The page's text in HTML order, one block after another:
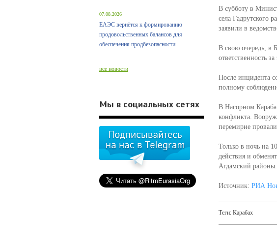
В субботу в
села Гадрутского
заявили в
В свою очередь, в
ответственность
После инцидента
полному
В Нагорном
конфликта.
перемирие
Только в ночь на
действия и
Агдамский
Источник: РИА
Теги: Карабах
07.08.2026
ЕАЭС вернётся к формированию
продовольственных балансов для
обеспечения продбезопасности
все новости
Мы в социальных сетях